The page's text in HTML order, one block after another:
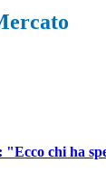
chi ha